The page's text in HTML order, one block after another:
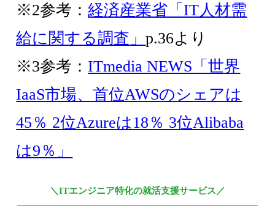
※2参考：経済産業省「IT人材需
給に関する調査」p.36より
※3参考： ITmedia NEWS「世界
IaaS市場、首位AWSのシェアは
45％ 2位Azureは18％ 3位Alibaba
は9％」
＼ITエンジニア特化の就活支援サービス／